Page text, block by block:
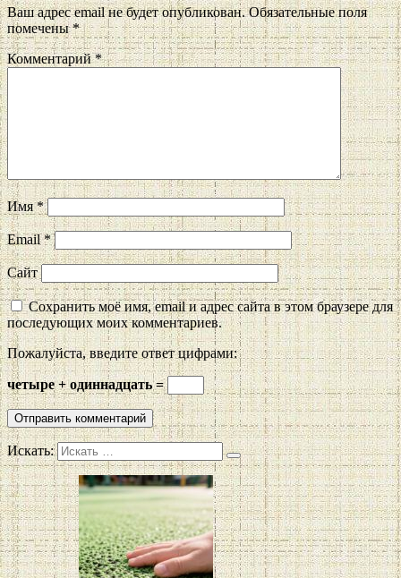
Ваш адрес email не будет опубликован. Обязательные поля
помечены*
Комментарий*
Имя*
Email*
Сайт
Сохранить моё имя, email и адрес сайта в этом браузере для
последующих моих комментариев.
Пожалуйста, введите ответ цифрами:
четыре + одиннадцать =
Искать: